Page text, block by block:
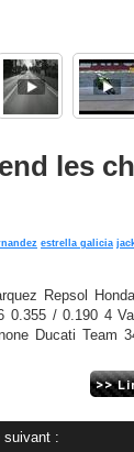
les
estrella galicia
Repsol
0.355 / 0.190 4
Ducati Team
suivant :